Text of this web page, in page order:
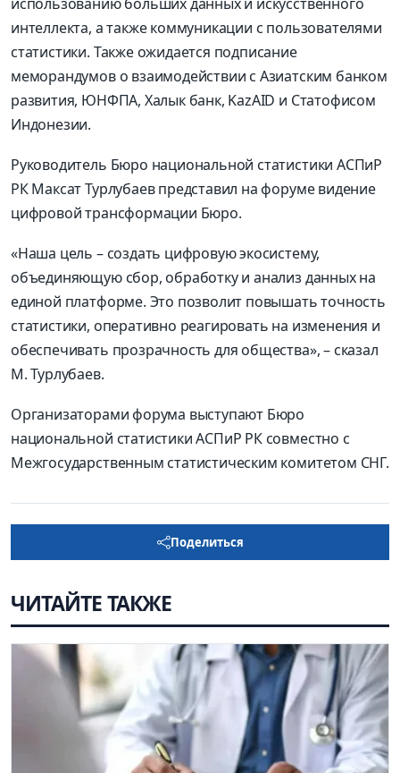
интеллекта, а также коммуникации с пользователями
статистики. Также ожидается подписание
меморандумов о взаимодействии с Азиатским банком
развития, ЮНФПА, Халык банк, KazAID и Статофисом
Индонезии.
Руководитель Бюро национальной статистики АСПиР
РК Максат Турлубаев представил на форуме видение
цифровой трансформации Бюро.
«Наша цель – создать цифровую экосистему,
объединяющую сбор, обработку и анализ данных на
единой платформе. Это позволит повышать точность
статистики, оперативно реагировать на изменения и
обеспечивать прозрачность для общества», – сказал
М. Турлубаев.
Организаторами форума выступают Бюро
национальной статистики АСПиР РК совместно с
Межгосударственным статистическим комитетом СНГ.
Поделиться
ЧИТАЙТЕ ТАКЖЕ